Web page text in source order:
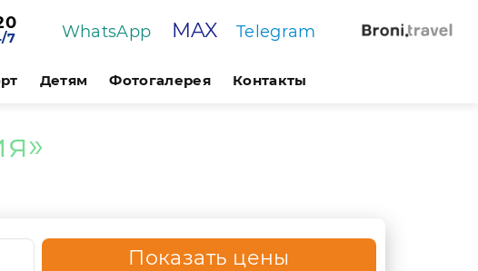
7 WhatsApp MAX Telegram
Детям Фотогалерея Контакты
Показать цены